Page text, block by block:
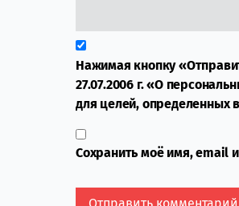
Нажимая кнопку
27.07.2006 г. «О
для целей, определенных в
Сохранить моё имя, email